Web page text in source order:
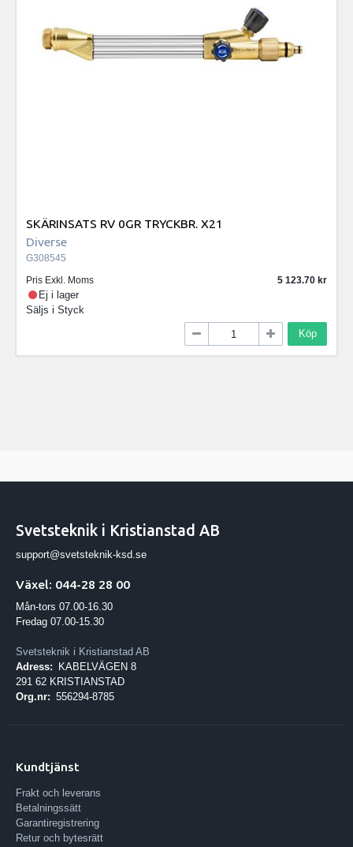
SKÄRINSATS RV 0GR TRYCKBR. X21
Diverse
G308545
Pris Exkl. Moms
5 123.70
Ej i lager
Säljs i Styck
Köp
Svetsteknik i Kristianstad AB
support@svetsteknik-ksd.se
Växel: 044-28 28 00
Mån-tors 07.00-16.30
Fredag 07.00-15.30
Svetsteknik i Kristianstad AB
Adress:
KABELVÄGEN 8
291 62 KRISTIANSTAD
Org.nr: 556294-8785
Kundtjänst
Frakt och leverans
Betalningssätt
Garantiregistrering
Retur och bytesrätt